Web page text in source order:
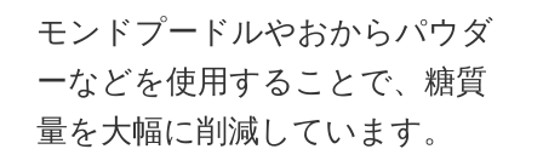
利用規約
プライバシーポ
リシー
モンドプードルやおからパウダ
ーなどを使用することで、糖質
量を大幅に削減しています。